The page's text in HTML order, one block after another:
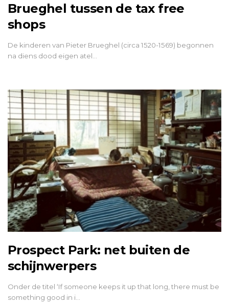
Brueghel tussen de tax free
shops
De kinderen van Pieter Brueghel (circa 1520-1569) begonnen
na diens dood eigen atel…
Prospect Park: net buiten de
schijnwerpers
Onder de titel ‘If someone keeps it up that long, there must be
something good in i…